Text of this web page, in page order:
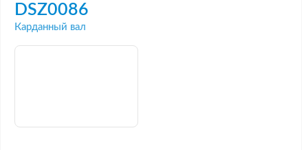
DSZ0086
Карданный вал